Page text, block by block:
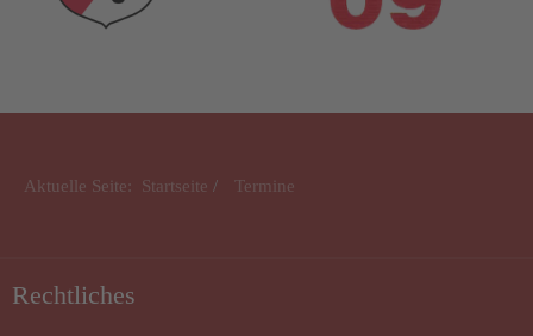
Aktuelle Seite: Startseite Termine
Rechtliches